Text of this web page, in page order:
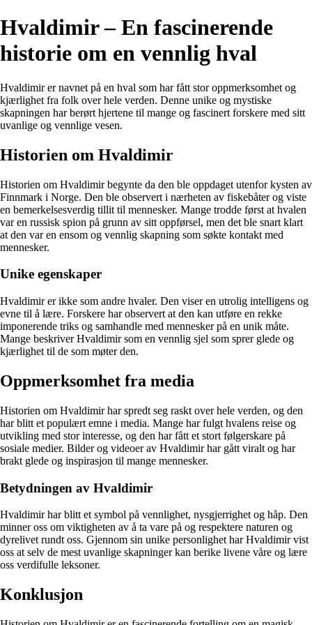
Hvaldimir – En fascinerende
historie om en vennlig hval
Hvaldimir er navnet på en hval som har fått stor oppmerksomhet og
kjærlighet fra folk over hele verden. Denne unike og mystiske
skapningen har berørt hjertene til mange og fascinert forskere med sitt
uvanlige og vennlige vesen.
Historien om Hvaldimir
Historien om Hvaldimir begynte da den ble oppdaget utenfor kysten av
Finnmark i Norge. Den ble observert i nærheten av fiskebåter og viste
en bemerkelsesverdig tillit til mennesker. Mange trodde først at hvalen
var en russisk spion på grunn av sitt oppførsel, men det ble snart klart
at den var en ensom og vennlig skapning som søkte kontakt med
mennesker.
Unike egenskaper
Hvaldimir er ikke som andre hvaler. Den viser en utrolig intelligens og
evne til å lære. Forskere har observert at den kan utføre en rekke
imponerende triks og samhandle med mennesker på en unik måte.
Mange beskriver Hvaldimir som en vennlig sjel som sprer glede og
kjærlighet til de som møter den.
Oppmerksomhet fra media
Historien om Hvaldimir har spredt seg raskt over hele verden, og den
har blitt et populært emne i media. Mange har fulgt hvalens reise og
utvikling med stor interesse, og den har fått et stort følgerskare på
sosiale medier. Bilder og videoer av Hvaldimir har gått viralt og har
brakt glede og inspirasjon til mange mennesker.
Betydningen av Hvaldimir
Hvaldimir har blitt et symbol på vennlighet, nysgjerrighet og håp. Den
minner oss om viktigheten av å ta vare på og respektere naturen og
dyrelivet rundt oss. Gjennom sin unike personlighet har Hvaldimir vist
oss at selv de mest uvanlige skapninger kan berike livene våre og lære
oss verdifulle leksoner.
Konklusjon